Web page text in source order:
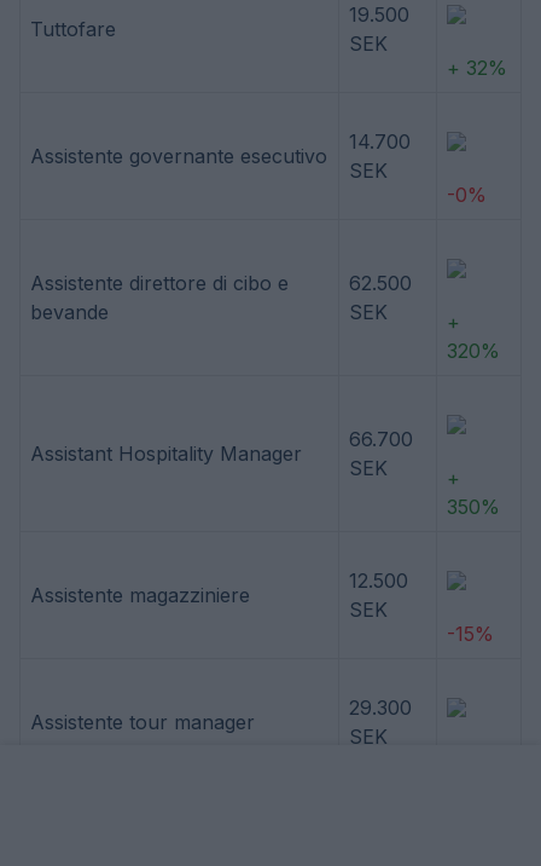
Tuttofare
19.500
SEK
+ 32%
Assistente governante esecutivo
14.700
SEK
-0%
Assistente direttore di cibo e
bevande
62.500
SEK
+
320%
Assistant Hospitality Manager
66.700
SEK
+
350%
Assistente magazziniere
12.500
SEK
-15%
Assistente tour manager
29.300
SEK